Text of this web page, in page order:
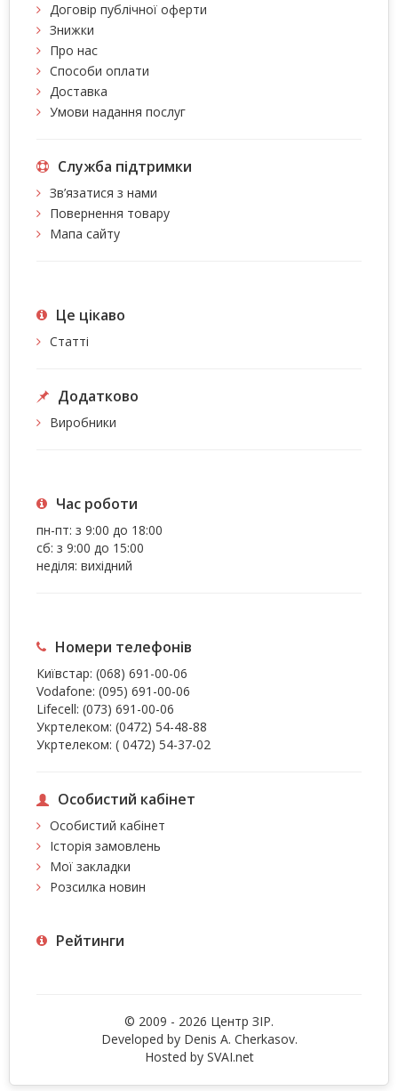
Договір публічної оферти
Знижки
Про нас
Способи оплати
Доставка
Умови надання послуг
Служба підтримки
Зв’язатися з нами
Повернення товару
Мапа сайту
Це цiкаво
Статті
Додатково
Виробники
Час роботи
пн-пт: з 9:00 до 18:00
сб: з 9:00 до 15:00
неділя: вихідний
Номери телефонів
Київстар: (068) 691-00-06
Vodafone: (095) 691-00-06
Lifecell: (073) 691-00-06
Укртелеком: (0472) 54-48-88
Укртелеком: ( 0472) 54-37-02
Особистий кабінет
Особистий кабінет
Історія замовлень
Мої закладки
Розсилка новин
Рейтинги
© 2009 - 2026 Центр ЗIР.
Developed by Denis A. Cherkasov.
Hosted by SVAI.net